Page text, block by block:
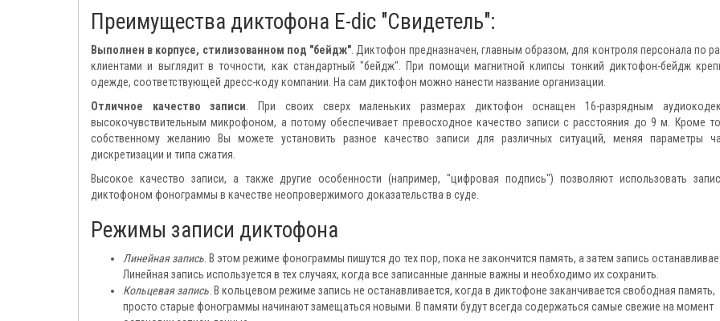
Преимущества диктофона E-dic "Свидетель":
Выполнен в корпусе, стилизованном под "бейдж" . Диктофон предназначен, главным образом, для контроля персонала по
клиентами и выглядит в точности, как стандартный "бейдж". При помощи магнитной клипсы тонкий диктофон-бейдж
одежде, соответствующей дресс-коду компании. На сам диктофон можно нанести название организации.
Отличное качество записи . При своих сверх маленьких размерах диктофон оснащен 16-разрядным
высокочувствительным микрофоном, а потому обеспечивает превосходное качество записи с расстояния до 9 м. Кроме
собственному желанию Вы можете установить разное качество записи для различных ситуаций, меняя параметры
дискретизации и типа сжатия.
Высокое качество записи, а также другие особенности (например, "цифровая подпись") позволяют использовать
диктофоном фонограммы в качестве неопровержимого доказательства в суде.
Режимы записи диктофона
Линейная запись . В этом режиме фонограммы пишутся до тех пор, пока не закончится память, а затем запись
Линейная запись используется в тех случаях, когда все записанные данные важны и необходимо их сохранить.
Кольцевая запись . В кольцевом режиме запись не останавливается, когда в диктофоне заканчивается свободная память,
просто старые фонограммы начинают замещаться новыми. В памяти будут всегда содержаться самые свежие на момент